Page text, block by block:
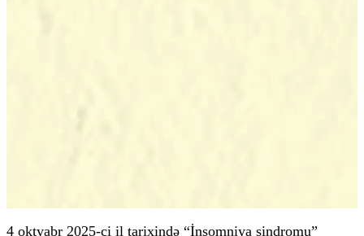
4 oktyabr 2025-ci il tarixində “İnsomniya sindromu”